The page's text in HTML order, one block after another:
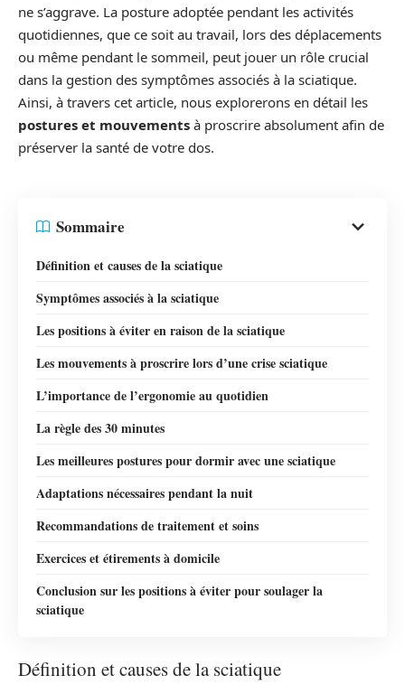
ne s’aggrave. La posture adoptée pendant les activités
quotidiennes, que ce soit au travail, lors des déplacements
ou même pendant le sommeil, peut jouer un rôle crucial
dans la gestion des symptômes associés à la sciatique.
Ainsi, à travers cet article, nous explorerons en détail les
postures et mouvements à proscrire absolument afin de
préserver la santé de votre dos.
Sommaire
Définition et causes de la sciatique
Symptômes associés à la sciatique
Les positions à éviter en raison de la sciatique
Les mouvements à proscrire lors d’une crise sciatique
L’importance de l’ergonomie au quotidien
La règle des 30 minutes
Les meilleures postures pour dormir avec une sciatique
Adaptations nécessaires pendant la nuit
Recommandations de traitement et soins
Exercices et étirements à domicile
Conclusion sur les positions à éviter pour soulager la
sciatique
Définition et causes de la sciatique